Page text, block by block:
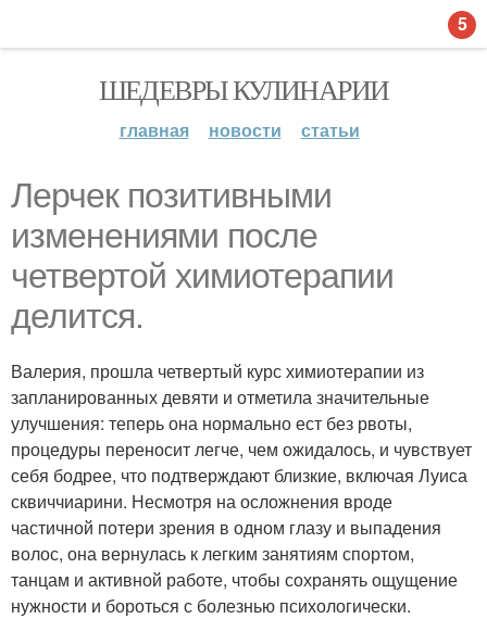
ШЕДЕВРЫ КУЛИНАРИИ
главная новости статьи
Лерчек позитивными
изменениями после
четвертой химиотерапии
делится.
Валерия, прошла четвертый курс химиотерапии из
запланированных девяти и отметила значительные
улучшения: теперь она нормально ест без рвоты,
процедуры переносит легче, чем ожидалось, и чувствует
себя бодрее, что подтверждают близкие, включая Луиса
сквиччиарини. Несмотря на осложнения вроде
частичной потери зрения в одном глазу и выпадения
волос, она вернулась к легким занятиям спортом,
танцам и активной работе, чтобы сохранять ощущение
нужности и бороться с болезнью психологически.
5